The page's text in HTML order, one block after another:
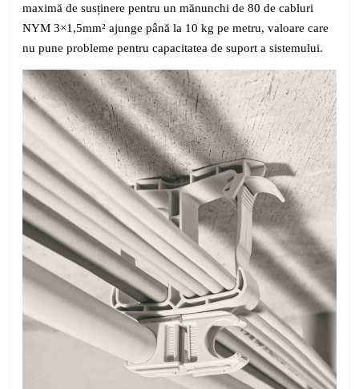
maximă de susținere pentru un mănunchi de 80 de cabluri
NYM 3×1,5mm² ajunge până la 10 kg pe metru, valoare care
nu pune probleme pentru capacitatea de suport a sistemului.